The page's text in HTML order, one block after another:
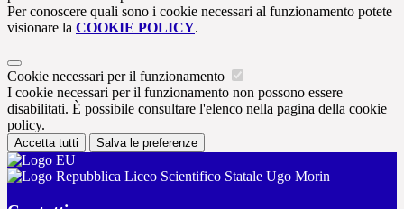
Per conoscere quali sono i cookie necessari al funzionamento potete
visionare la COOKIE POLICY.
Cookie necessari per il funzionamento
I cookie necessari per il funzionamento non possono essere
disabilitati. È possibile consultare l'elenco nella pagina della cookie
policy.
Accetta tutti Salva le preferenze
Liceo Scientifico Statale Ugo Morin